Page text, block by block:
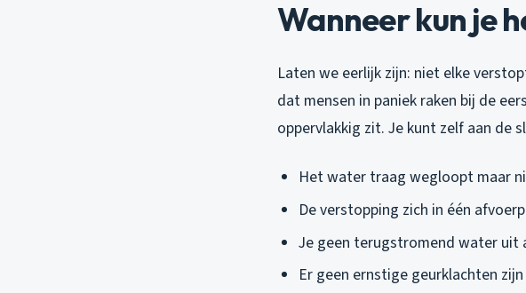
Wanneer kun je
Laten we eerlijk zijn: niet elke
dat mensen in paniek raken bij de
oppervlakkig zit. Je kunt zelf aan de
Het water traag wegloopt maar
De verstopping zich in één
Je geen terugstromend water uit
Er geen ernstige geurklachten zijn